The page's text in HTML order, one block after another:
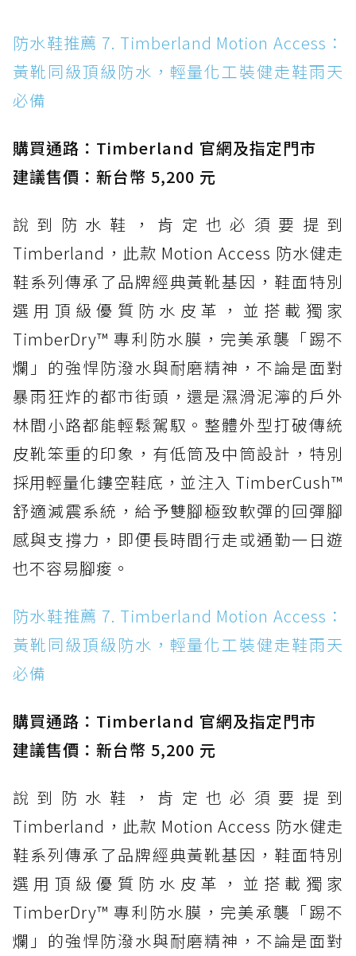
防水鞋推薦 7. Timberland Motion Access：
黃靴同級頂級防水，輕量化工裝健走鞋雨天
必備
購買通路：Timberland 官網及指定門市
建議售價：新台幣 5,200 元
說到防水鞋，肯定也必須要提到
Timberland，此款 Motion Access 防水健走
鞋系列傳承了品牌經典黃靴基因，鞋面特別
選用頂級優質防水皮革，並搭載獨家
TimberDry™ 專利防水膜，完美承襲「踢不
爛」的強悍防潑水與耐磨精神，不論是面對
暴雨狂炸的都市街頭，還是濕滑泥濘的戶外
林間小路都能輕鬆駕馭。整體外型打破傳統
皮靴笨重的印象，有低筒及中筒設計，特別
採用輕量化鏤空鞋底，並注入 TimberCush™
舒適減震系統，給予雙腳極致軟彈的回彈腳
感與支撐力，即便長時間行走或通勤一日遊
也不容易腳痠。
防水鞋推薦 7. Timberland Motion Access：
黃靴同級頂級防水，輕量化工裝健走鞋雨天
必備
購買通路：Timberland 官網及指定門市
建議售價：新台幣 5,200 元
說到防水鞋，肯定也必須要提到
Timberland，此款 Motion Access 防水健走
鞋系列傳承了品牌經典黃靴基因，鞋面特別
選用頂級優質防水皮革，並搭載獨家
TimberDry™ 專利防水膜，完美承襲「踢不
爛」的強悍防潑水與耐磨精神，不論是面對